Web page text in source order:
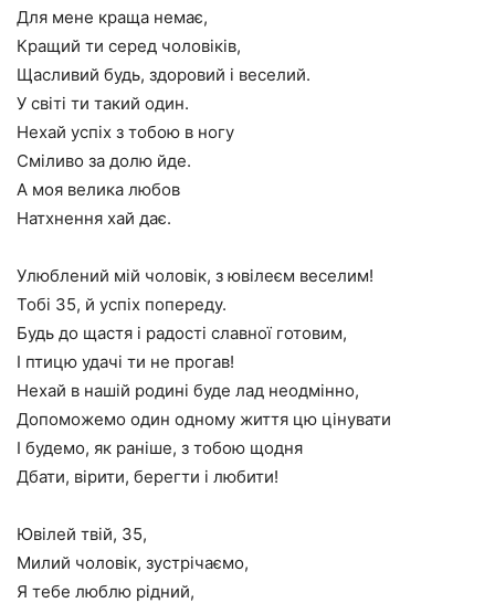
Для мене краща немає,
Кращий ти серед чоловіків,
Щасливий будь, здоровий і веселий.
У світі ти такий один.
Нехай успіх з тобою в ногу
Сміливо за долю йде.
А моя велика любов
Натхнення хай дає.
Улюблений мій чоловік, з ювілеєм веселим!
Тобі 35, й успіх попереду.
Будь до щастя і радості славної готовим,
І птицю удачі ти не прогав!
Нехай в нашій родині буде лад неодмінно,
Допоможемо один одному життя цю цінувати
І будемо, як раніше, з тобою щодня
Дбати, вірити, берегти і любити!
Ювілей твій, 35,
Милий чоловік, зустрічаємо,
Я тебе люблю рідний,